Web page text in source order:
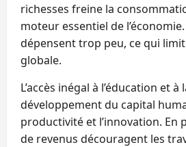
richesses freine la
moteur essentiel de
dépensent trop peu, ce qui
globale.
L’accès inégal à l’éducation et
développement du capital
productivité et l’innovation. En
de revenus découragent les